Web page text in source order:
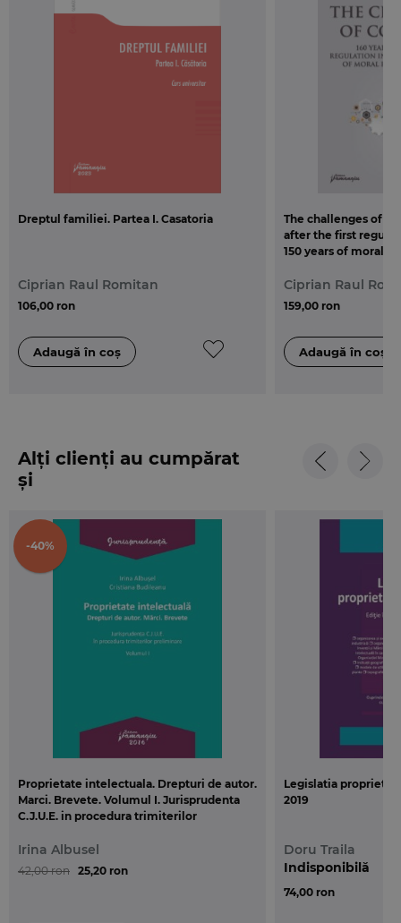
inceput sa adopte unele restrictionari in ceea ce
La inceput, aceste restrictionari au fost adoptate
prin acordarea unor privilegii, incet-incet, facandu-
si aparitia si cenzura, atat laica, cat si religioasa, de
parcursul lucrarii, se leaga inceputurile si
constituirea depozitului legal de carte, iar mai
incepand sa apara si primele forme moderne de
Ciprian Raul Romitan
Dreptul familiei. Partea I. Casatoria
Ciprian Raul Romitan
106,00 ron
The challenges of
after the first
150 years of moral
Ciprian Raul
159,00 ron
Alți clienți au cumpărat
și
-40%
Proprietate intelectuala. Drepturi de autor.
Marci. Brevete. Volumul I. Jurisprudenta
C.J.U.E. in procedura trimiterilor
Irina Albusel
42,00 ron 25,20 ron
Legislatia
2019
Doru Traila
74,00 ron
Indisponibilă